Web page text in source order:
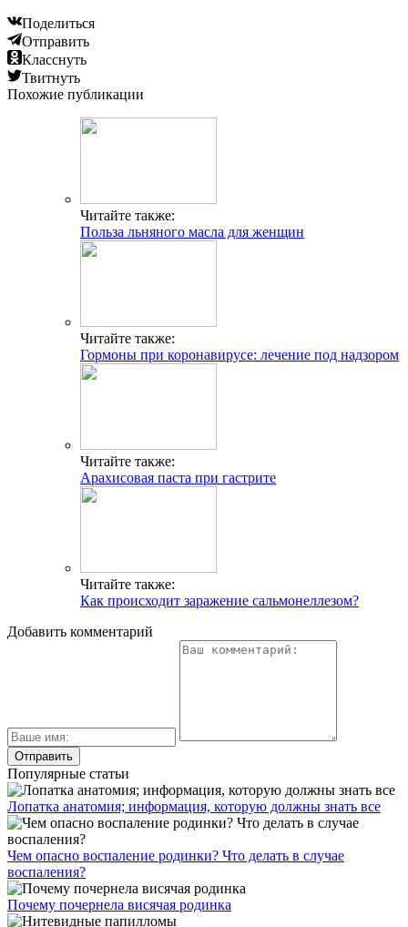
Поделиться
Отправить
Класснуть
Твитнуть
Похожие публикации
Читайте также:
Польза льняного масла для женщин
Читайте также:
Гормоны при коронавирусе: лечение под надзором
Читайте также:
Арахисовая паста при гастрите
Читайте также:
Как происходит заражение сальмонеллезом?
Добавить комментарий
Популярные статьи
Лопатка анатомия; информация, которую должны знать все
Чем опасно воспаление родинки? Что делать в случае
воспаления?
Почему почернела висячая родинка